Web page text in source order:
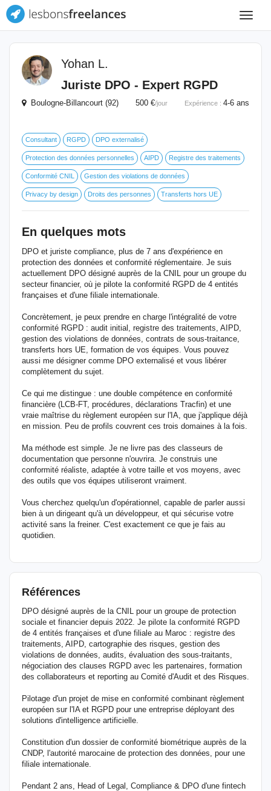
Toggle
Yohan L.
Juriste DPO - Expert RGPD
Boulogne-Billancourt (92) 500 €/jour Expérience : 4-6 ans
Consultant RGPD DPO externalisé
Protection des données personnelles AIPD Registre des traitements
Conformité CNIL Gestion des violations de données
Privacy by design Droits des personnes Transferts hors UE
En quelques mots
DPO et juriste compliance, plus de 7 ans d'expérience en
protection des données et conformité réglementaire. Je suis
actuellement DPO désigné auprès de la CNIL pour un groupe du
secteur financier, où je pilote la conformité RGPD de 4 entités
françaises et d'une filiale internationale.
Concrètement, je peux prendre en charge l'intégralité de votre
conformité RGPD : audit initial, registre des traitements, AIPD,
gestion des violations de données, contrats de sous-traitance,
transferts hors UE, formation de vos équipes. Vous pouvez
aussi me désigner comme DPO externalisé et vous libérer
complètement du sujet.
Ce qui me distingue : une double compétence en conformité
financière (LCB-FT, procédures, déclarations Tracfin) et une
vraie maîtrise du règlement européen sur l'IA, que j'applique déjà
en mission. Peu de profils couvrent ces trois domaines à la fois.
Ma méthode est simple. Je ne livre pas des classeurs de
documentation que personne n'ouvrira. Je construis une
conformité réaliste, adaptée à votre taille et vos moyens, avec
des outils que vos équipes utiliseront vraiment.
Vous cherchez quelqu'un d'opérationnel, capable de parler aussi
bien à un dirigeant qu'à un développeur, et qui sécurise votre
activité sans la freiner. C'est exactement ce que je fais au
quotidien.
Références
DPO désigné auprès de la CNIL pour un groupe de protection
sociale et financier depuis 2022. Je pilote la conformité RGPD
de 4 entités françaises et d'une filiale au Maroc : registre des
traitements, AIPD, cartographie des risques, gestion des
violations de données, audits, évaluation des sous-traitants,
négociation des clauses RGPD avec les partenaires, formation
des collaborateurs et reporting au Comité d'Audit et des Risques.
Pilotage d'un projet de mise en conformité combinant règlement
européen sur l'IA et RGPD pour une entreprise déployant des
solutions d'intelligence artificielle.
Constitution d'un dossier de conformité biométrique auprès de la
CNDP, l'autorité marocaine de protection des données, pour une
filiale internationale.
Pendant 2 ans, Head of Legal, Compliance & DPO d'une fintech